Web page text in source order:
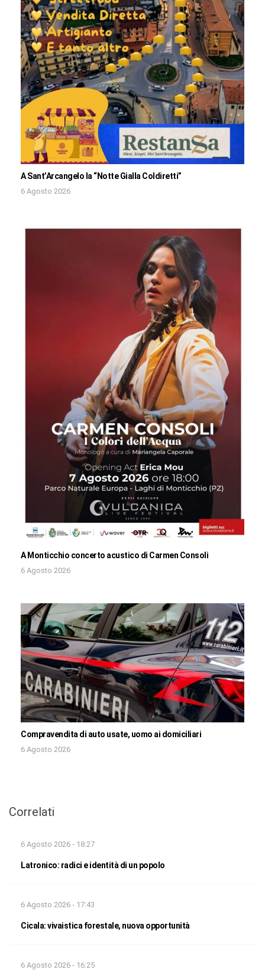
A Sant’Arcangelo la “Notte Gialla Coldiretti”
6 Agosto 2026
A Monticchio concerto acustico di Carmen Consoli
6 Agosto 2026
Compravendita di auto usate, uomo ai domiciliari
6 Agosto 2026
Correlati
6 Agosto 2026 - 18:27
Latronico: radici e identità di un popolo
6 Agosto 2026 - 17:43
Cicala: vivaistica forestale, nuova opportunità
6 Agosto 2026 - 16:25